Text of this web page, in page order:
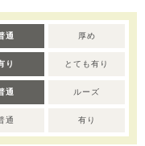
のギフトとしても大変
めご了承ください。
、90サイズ：前スナッ
乾燥機のご使用はお控
通 厚め
り とても有り
通 ルーズ
通 有り